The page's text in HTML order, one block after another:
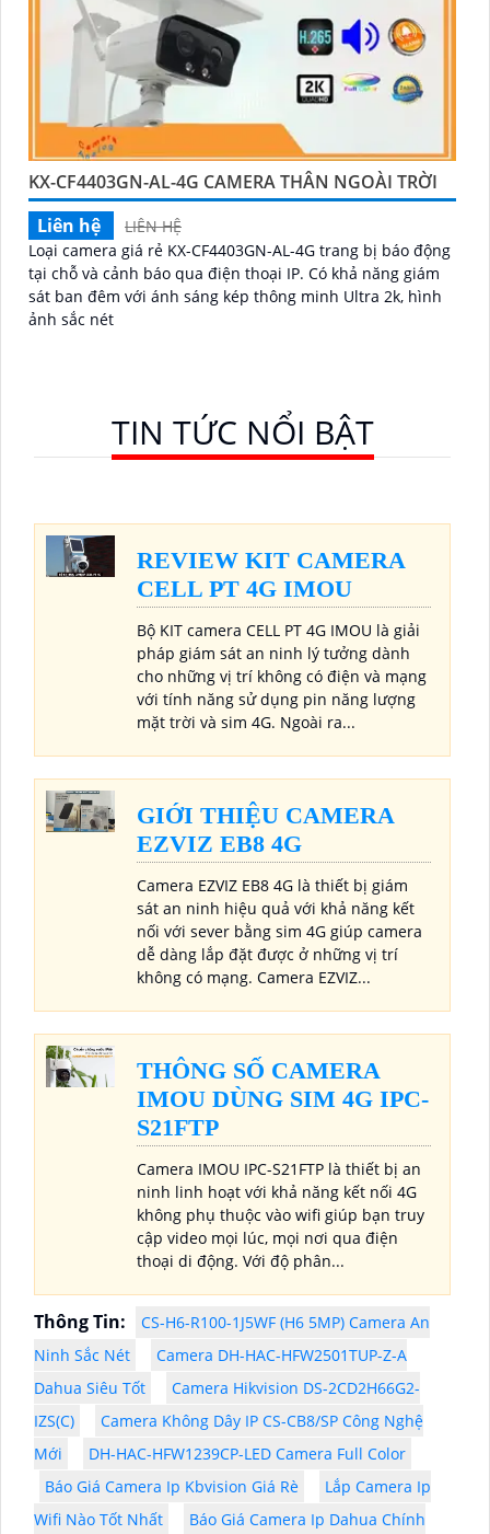
KX-CF4403GN-AL-4G CAMERA THÂN NGOÀI TRỜI
Liên hệ
LIÊN HỆ
Loại camera giá rẻ KX-CF4403GN-AL-4G trang bị báo động
tại chỗ và cảnh báo qua điện thoại IP. Có khả năng giám
sát ban đêm với ánh sáng kép thông minh Ultra 2k, hình
ảnh sắc nét
TIN TỨC NỔI BẬT
REVIEW KIT CAMERA
CELL PT 4G IMOU
Bộ KIT camera CELL PT 4G IMOU là giải
pháp giám sát an ninh lý tưởng dành
cho những vị trí không có điện và mạng
với tính năng sử dụng pin năng lượng
mặt trời và sim 4G. Ngoài ra...
GIỚI THIỆU CAMERA
EZVIZ EB8 4G
Camera EZVIZ EB8 4G là thiết bị giám
sát an ninh hiệu quả với khả năng kết
nối với sever bằng sim 4G giúp camera
dễ dàng lắp đặt được ở những vị trí
không có mạng. Camera EZVIZ...
THÔNG SỐ CAMERA
IMOU DÙNG SIM 4G IPC-
S21FTP
Camera IMOU IPC-S21FTP là thiết bị an
ninh linh hoạt với khả năng kết nối 4G
không phụ thuộc vào wifi giúp bạn truy
cập video mọi lúc, mọi nơi qua điện
thoại di động. Với độ phân...
Thông Tin:
CS-H6-R100-1J5WF (H6 5MP) Camera An
Ninh Sắc Nét
Camera DH-HAC-HFW2501TUP-Z-A
Dahua Siêu Tốt
Camera Hikvision DS-2CD2H66G2-
IZS(C)
Camera Không Dây IP CS-CB8/SP Công Nghệ
Mới
DH-HAC-HFW1239CP-LED Camera Full Color
Báo Giá Camera Ip Kbvision Giá Rè
Lắp Camera Ip
Wifi Nào Tốt Nhất
Báo Giá Camera Ip Dahua Chính